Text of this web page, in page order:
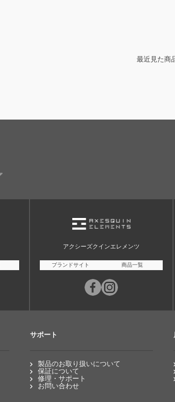
最近見た商
アクシーズクインエレメンツ
ブランドサイト 商品一覧
サポート
製品のお取り扱いについて
保証について
修理・サポート
お問い合わせ